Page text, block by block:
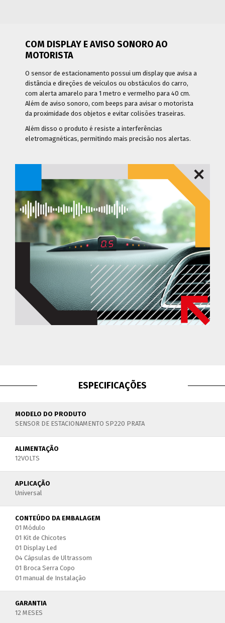
COM DISPLAY E AVISO SONORO AO
MOTORISTA
O sensor de estacionamento possui um display que avisa a
distância e direções de veículos ou obstáculos do carro,
com alerta amarelo para 1 metro e vermelho para 40 cm.
Além de aviso sonoro, com beeps para avisar o motorista
da proximidade dos objetos e evitar colisões traseiras.
Além disso o produto é resiste a interferências
eletromagnéticas, permitindo mais precisão nos alertas.
ESPECIFICAÇÕES
MODELO DO PRODUTO
SENSOR DE ESTACIONAMENTO SP220 PRATA
ALIMENTAÇÃO
12VOLTS
APLICAÇÃO
Universal
CONTEÚDO DA EMBALAGEM
01 Módulo
01 Kit de Chicotes
01 Display Led
04 Cápsulas de Ultrassom
01 Broca Serra Copo
01 manual de Instalação
GARANTIA
12 MESES